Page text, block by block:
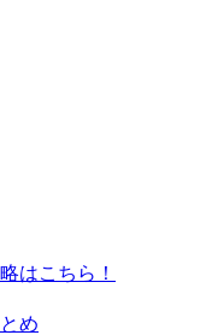
はこちら！
め